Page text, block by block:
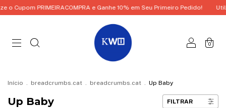
e Ganhe 10% em Seu Primeiro Pedido! Utilize o Cupom
0
Início . breadcrumbs.cat . breadcrumbs.cat . Up Baby
Up Baby FILTRAR